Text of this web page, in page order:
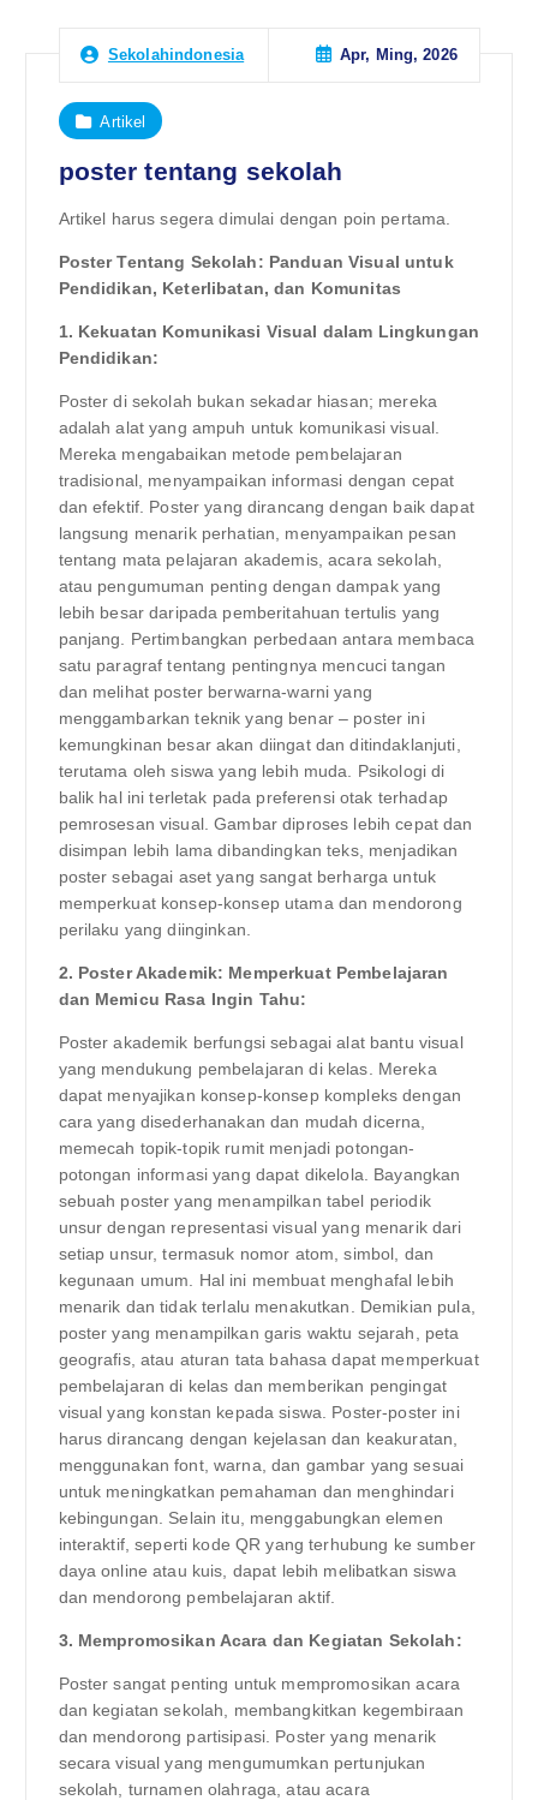
Sekolahindonesia Apr, Ming, 2026
Artikel
poster tentang sekolah
Artikel harus segera dimulai dengan poin pertama.
Poster Tentang Sekolah: Panduan Visual untuk
Pendidikan, Keterlibatan, dan Komunitas
1. Kekuatan Komunikasi Visual dalam Lingkungan
Pendidikan:
Poster di sekolah bukan sekadar hiasan; mereka
adalah alat yang ampuh untuk komunikasi visual.
Mereka mengabaikan metode pembelajaran
tradisional, menyampaikan informasi dengan cepat
dan efektif. Poster yang dirancang dengan baik dapat
langsung menarik perhatian, menyampaikan pesan
tentang mata pelajaran akademis, acara sekolah,
atau pengumuman penting dengan dampak yang
lebih besar daripada pemberitahuan tertulis yang
panjang. Pertimbangkan perbedaan antara membaca
satu paragraf tentang pentingnya mencuci tangan
dan melihat poster berwarna-warni yang
menggambarkan teknik yang benar – poster ini
kemungkinan besar akan diingat dan ditindaklanjuti,
terutama oleh siswa yang lebih muda. Psikologi di
balik hal ini terletak pada preferensi otak terhadap
pemrosesan visual. Gambar diproses lebih cepat dan
disimpan lebih lama dibandingkan teks, menjadikan
poster sebagai aset yang sangat berharga untuk
memperkuat konsep-konsep utama dan mendorong
perilaku yang diinginkan.
2. Poster Akademik: Memperkuat Pembelajaran
dan Memicu Rasa Ingin Tahu:
Poster akademik berfungsi sebagai alat bantu visual
yang mendukung pembelajaran di kelas. Mereka
dapat menyajikan konsep-konsep kompleks dengan
cara yang disederhanakan dan mudah dicerna,
memecah topik-topik rumit menjadi potongan-
potongan informasi yang dapat dikelola. Bayangkan
sebuah poster yang menampilkan tabel periodik
unsur dengan representasi visual yang menarik dari
setiap unsur, termasuk nomor atom, simbol, dan
kegunaan umum. Hal ini membuat menghafal lebih
menarik dan tidak terlalu menakutkan. Demikian pula,
poster yang menampilkan garis waktu sejarah, peta
geografis, atau aturan tata bahasa dapat memperkuat
pembelajaran di kelas dan memberikan pengingat
visual yang konstan kepada siswa. Poster-poster ini
harus dirancang dengan kejelasan dan keakuratan,
menggunakan font, warna, dan gambar yang sesuai
untuk meningkatkan pemahaman dan menghindari
kebingungan. Selain itu, menggabungkan elemen
interaktif, seperti kode QR yang terhubung ke sumber
daya online atau kuis, dapat lebih melibatkan siswa
dan mendorong pembelajaran aktif.
3. Mempromosikan Acara dan Kegiatan Sekolah:
Poster sangat penting untuk mempromosikan acara
dan kegiatan sekolah, membangkitkan kegembiraan
dan mendorong partisipasi. Poster yang menarik
secara visual yang mengumumkan pertunjukan
sekolah, turnamen olahraga, atau acara